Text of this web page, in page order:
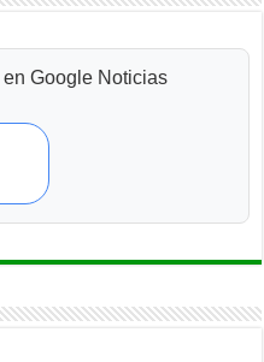
en Google Noticias